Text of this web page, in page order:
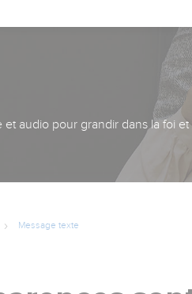
audio pour grandir dans la foi
Message texte